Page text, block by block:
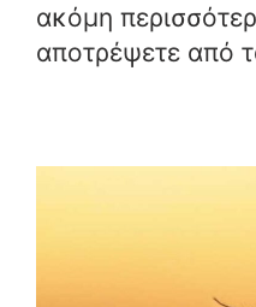
ακόμη
αποτρέψετε από